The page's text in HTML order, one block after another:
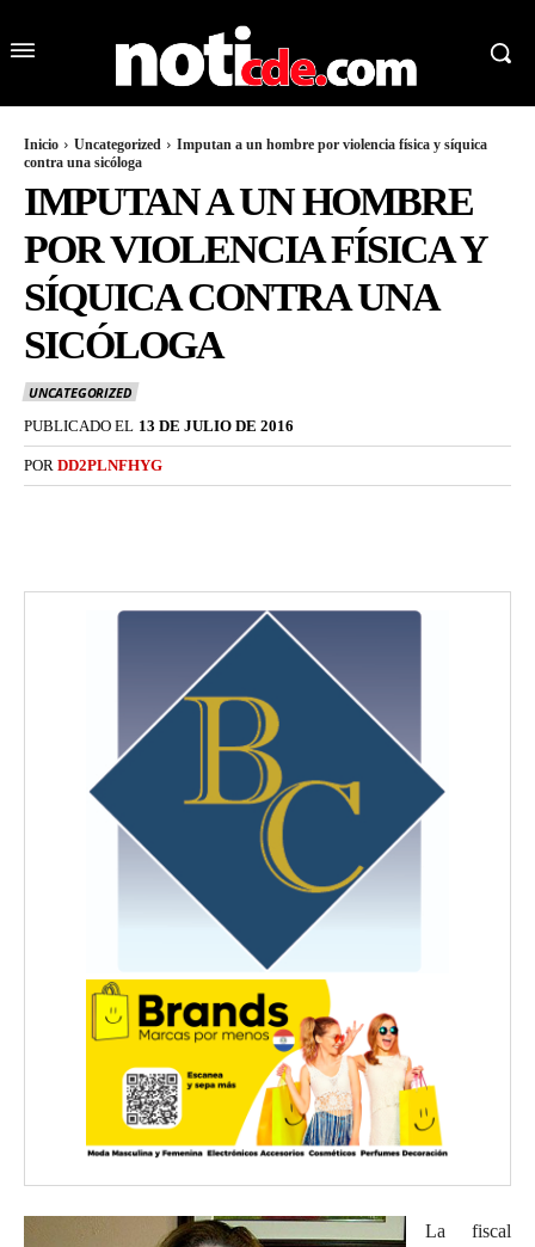
Inicio Uncategorized
Imputan a un hombre por violencia física y síquica
contra una sicóloga
IMPUTAN A UN HOMBRE
POR VIOLENCIA FÍSICA Y
SÍQUICA CONTRA UNA
SICÓLOGA
UNCATEGORIZED
PUBLICADO EL 13 DE JULIO DE 2016
POR DD2PLNFHYG
La fiscal